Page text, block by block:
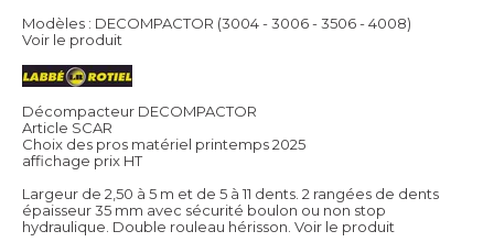
Modèles : DECOMPACTOR (3004 - 3006 - 3506 - 4008)
Voir le produit
Décompacteur DECOMPACTOR
Article SCAR
Choix des pros matériel printemps 2025
affichage prix HT
Largeur de 2,50 à 5 m et de 5 à 11 dents. 2 rangées de dents
épaisseur 35 mm avec sécurité boulon ou non stop
hydraulique. Double rouleau hérisson. Voir le produit